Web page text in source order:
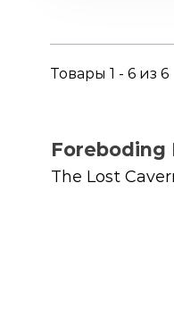
Товары 1 - 6 из 6
Foreboding
The Lost